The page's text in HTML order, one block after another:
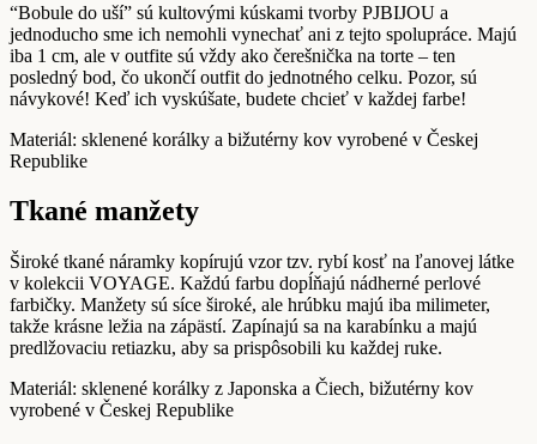
“Bobule do uší” sú kultovými kúskami tvorby PJBIJOU a
jednoducho sme ich nemohli vynechať ani z tejto spolupráce. Majú
iba 1 cm, ale v outfite sú vždy ako čerešnička na torte – ten
posledný bod, čo ukončí outfit do jednotného celku. Pozor, sú
návykové! Keď ich vyskúšate, budete chcieť v každej farbe!
Materiál: sklenené korálky a bižutérny kov vyrobené v Českej
Republike
Tkané manžety
Široké tkané náramky kopírujú vzor tzv. rybí kosť na ľanovej látke
v kolekcii VOYAGE. Každú farbu dopĺňajú nádherné perlové
farbičky. Manžety sú síce široké, ale hrúbku majú iba milimeter,
takže krásne ležia na zápästí. Zapínajú sa na karabínku a majú
predlžovaciu retiazku, aby sa prispôsobili ku každej ruke.
Materiál: sklenené korálky z Japonska a Čiech, bižutérny kov
vyrobené v Českej Republike